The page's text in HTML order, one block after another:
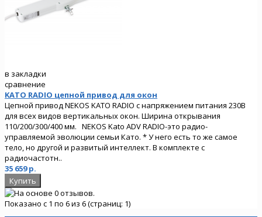
в закладки
сравнение
KATO RADIO цепной привод для окон
Цепной привод NEKOS KATO RADIO с напряжением питания 230В
для всех видов вертикальных окон. Ширина открывания
110/200/300/400 мм. NEKOS Kato ADV RADIO-это радио-
управляемой эволюции семьи Като. * У него есть то же самое
тело, но другой и развитый интеллект. В комплекте с
радиочастотн..
35 659 р.
Показано с 1 по 6 из 6 (страниц: 1)